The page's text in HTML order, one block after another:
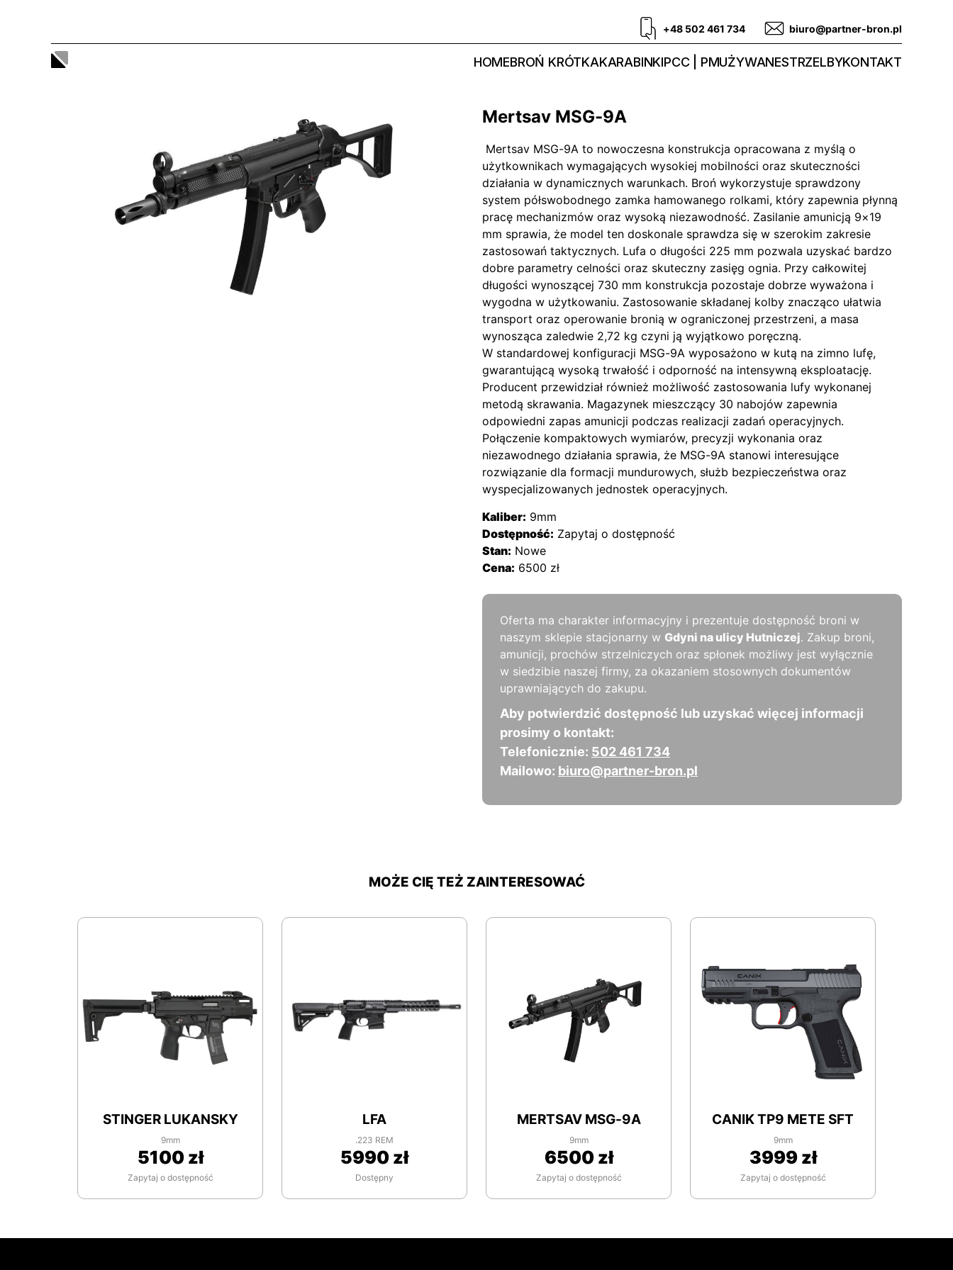
+48 502 461 734 biuro@partner-bron.pl
HOMEBROŃ KRÓTKAKARABINKIPCC | PMUŻYWANESTRZELBYKONTAKT
Mertsav MSG-9A
Mertsav MSG-9A to nowoczesna konstrukcja opracowana z myślą o
użytkownikach wymagających wysokiej mobilności oraz skuteczności
działania w dynamicznych warunkach. Broń wykorzystuje sprawdzony
system półswobodnego zamka hamowanego rolkami, który zapewnia płynną
pracę mechanizmów oraz wysoką niezawodność. Zasilanie amunicją 9×19
mm sprawia, że model ten doskonale sprawdza się w szerokim zakresie
zastosowań taktycznych. Lufa o długości 225 mm pozwala uzyskać bardzo
dobre parametry celności oraz skuteczny zasięg ognia. Przy całkowitej
długości wynoszącej 730 mm konstrukcja pozostaje dobrze wyważona i
wygodna w użytkowaniu. Zastosowanie składanej kolby znacząco ułatwia
transport oraz operowanie bronią w ograniczonej przestrzeni, a masa
wynosząca zaledwie 2,72 kg czyni ją wyjątkowo poręczną.
W standardowej konfiguracji MSG-9A wyposażono w kutą na zimno lufę,
gwarantującą wysoką trwałość i odporność na intensywną eksploatację.
Producent przewidział również możliwość zastosowania lufy wykonanej
metodą skrawania. Magazynek mieszczący 30 nabojów zapewnia
odpowiedni zapas amunicji podczas realizacji zadań operacyjnych.
Połączenie kompaktowych wymiarów, precyzji wykonania oraz
niezawodnego działania sprawia, że MSG-9A stanowi interesujące
rozwiązanie dla formacji mundurowych, służb bezpieczeństwa oraz
wyspecjalizowanych jednostek operacyjnych.
Kaliber: 9mm
Dostępność: Zapytaj o dostępność
Stan: Nowe
Cena: 6500 zł
Oferta ma charakter informacyjny i prezentuje dostępność broni w
naszym sklepie stacjonarny w Gdyni na ulicy Hutniczej. Zakup broni,
amunicji, prochów strzelniczych oraz spłonek możliwy jest wyłącznie
w siedzibie naszej firmy, za okazaniem stosownych dokumentów
uprawniających do zakupu.
Aby potwierdzić dostępność lub uzyskać więcej informacji
prosimy o kontakt:
Telefonicznie: 502 461 734
Mailowo: biuro@partner-bron.pl
MOŻE CIĘ TEŻ ZAINTERESOWAĆ
STINGER LUKANSKY
9mm
5100 zł
Zapytaj o dostępność
LFA
.223 REM
5990 zł
Dostępny
MERTSAV MSG-9A
9mm
6500 zł
Zapytaj o dostępność
CANIK TP9 METE SFT
9mm
3999 zł
Zapytaj o dostępność